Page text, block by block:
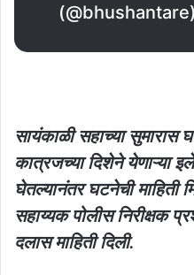
(@bhushantare)
सायंकाळी सहाच्या सुमारास
कात्रजच्या दिशेने येणाऱ्या
घेतल्यानंतर घटनेची माहिती
सहाय्यक पोलीस निरीक्षक
दलास माहिती दिली.